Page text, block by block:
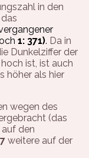
in den
1: 371). Da in
Dunkelziffer der
ist, ist auch
höher als hier
wegen des
(das
den
weitere auf der